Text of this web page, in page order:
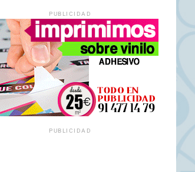
PUBLICIDAD
PUBLICIDAD